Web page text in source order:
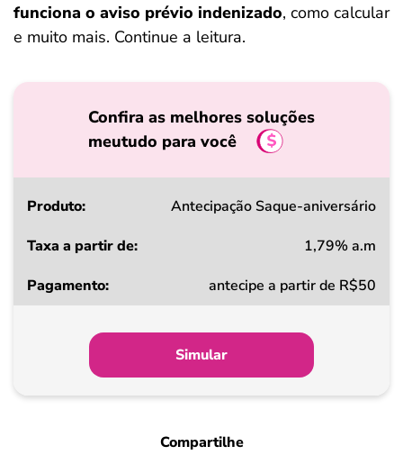
funciona o aviso prévio indenizado, como calcular
e muito mais. Continue a leitura.
Confira as melhores soluções
meutudo para você
Produto
a
Pagamento
Antecipação Saque-aniversário
1,79% a.m
antecipe a partir de R$50
Simular
Compartilhe